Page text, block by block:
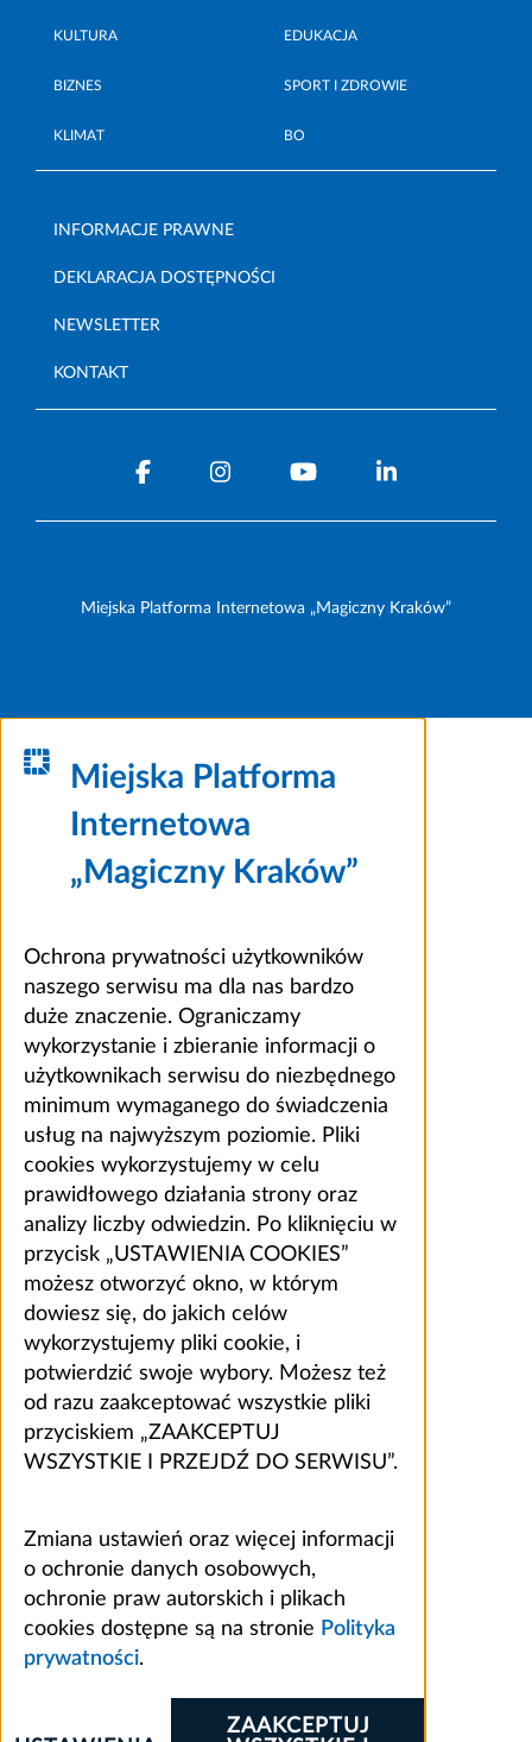
KULTURA EDUKACJA
BIZNES SPORT I ZDROWIE
KLIMAT BO
INFORMACJE PRAWNE
DEKLARACJA DOSTĘPNOŚCI
NEWSLETTER
KONTAKT
Miejska Platforma Internetowa „Magiczny Kraków”
Miejska Platforma
Internetowa
„Magiczny Kraków”
Ochrona prywatności użytkowników
naszego serwisu ma dla nas bardzo
duże znaczenie. Ograniczamy
wykorzystanie i zbieranie informacji o
użytkownikach serwisu do niezbędnego
minimum wymaganego do świadczenia
usług na najwyższym poziomie. Pliki
cookies wykorzystujemy w celu
prawidłowego działania strony oraz
analizy liczby odwiedzin. Po kliknięciu w
przycisk „USTAWIENIA COOKIES”
możesz otworzyć okno, w którym
dowiesz się, do jakich celów
wykorzystujemy pliki cookie, i
potwierdzić swoje wybory. Możesz też
od razu zaakceptować wszystkie pliki
przyciskiem „ZAAKCEPTUJ
WSZYSTKIE I PRZEJDŹ DO SERWISU”.
Zmiana ustawień oraz więcej informacji
o ochronie danych osobowych,
ochronie praw autorskich i plikach
cookies dostępne są na stronie Polityka
prywatności.
ZAAKCEPTUJ